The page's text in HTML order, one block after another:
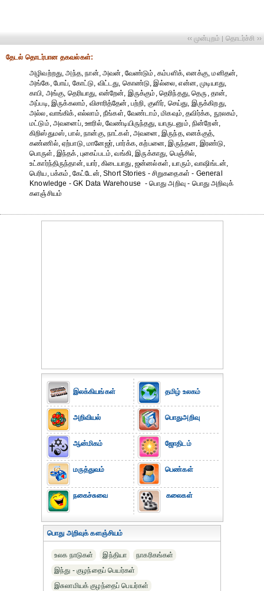
‹‹ முன்புறம் | தொடர்ச்சி ››
தேட‌ல் தொட‌ர்பான தகவ‌ல்க‌ள்:
அழிவற்றது, அந்த, நான், அவன், வேண்டும், கம்பளிக், எனக்கு, மனிதன்,
அங்கே, போய், கோட்டு, விட்டது, கொண்டு, இல்லை, என்ன, முடியாது,
காபி, அங்கு, தெரியாது, என்றேன், இருக்கும், தெரிந்தது, தெரு, தான்,
அப்படி, இருக்கலாம், விசாரித்தேன், பற்றி, குளிர், செய்து, இருக்கிறது,
அல்ல, வாங்கிக், எல்லாம், நீங்கள், வேண்டாம், மிகவும், தவிர்க்க, நூலகம்,
மட்டும், அவனைப், ஊரில், வேண்டியிருந்தது, யாருடனும், நின்றேன்,
கிறிஸ்துமஸ், பால், நான்கு, நாட்கள், அவனை, இருந்த, எனக்குத்,
கண்ணில், ஏற்பாடு, மானேஜர், பார்க்க, கற்பனை, இருந்தன, இரண்டு,
பொருள், இந்தக், புகைப்படம், வங்கி, இருக்காது, பெஞ்சில்,
உட்கார்ந்திருந்தான், யார், கிடையாது, ஜன்னல்கள், யாரும், வாஷிங்டன்,
பெரிய, பக்கம், கேட்டேன், Short Stories - சிறுகதைகள் - General
Knowledge - GK Data Warehouse - பொது அறிவு - பொது அறிவுக்
களஞ்சியம்
இலக்கியங்கள்
அறிவியல்
ஆன்மிகம்
மருத்துவம்
நகைச்சுவை
தமிழ் உலகம்
பொதுஅறிவு
ஜோதிடம்
பெண்கள்
கலைகள்
பொது அறிவுக் களஞ்சியம்
உலக நாடுகள் இந்தியா
நாகரிகங்கள்
இந்து - குழந்தைப் பெயர்கள்
இசுலாமியக் குழந்தைப் பெயர்கள்